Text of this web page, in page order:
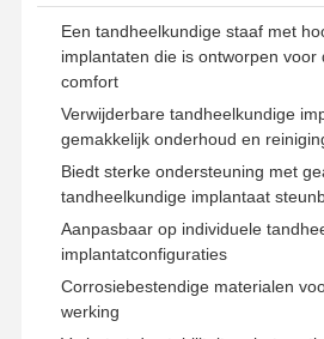
Een tandheelkundige staaf met
implantaten die is ontworpen voor
comfort
Verwijderbare tandheelkundige
gemakkelijk onderhoud en
Biedt sterke ondersteuning met
tandheelkundige implantaat
Aanpasbaar op individuele
implantatconfiguraties
Corrosiebestendige materialen
werking